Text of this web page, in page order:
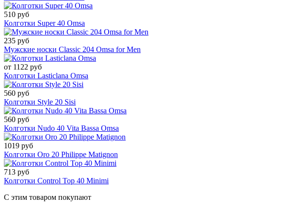
510 руб
Колготки Super 40 Omsa
235 руб
Мужские носки Classic 204 Omsa for Men
от 1122 руб
Колготки Lasticlana Omsa
560 руб
Колготки Style 20 Sisi
560 руб
Колготки Nudo 40 Vita Bassa Omsa
1019 руб
Колготки Oro 20 Philippe Matignon
713 руб
Колготки Control Top 40 Minimi
С этим товаром покупают